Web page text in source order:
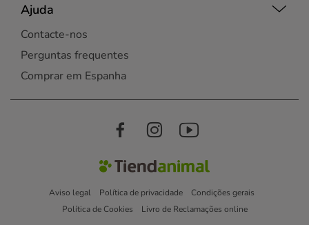
Ajuda
Contacte-nos
Perguntas frequentes
Comprar em Espanha
Aviso legal Política de privacidade
Condições gerais
Política de Cookies
Livro de Reclamações online